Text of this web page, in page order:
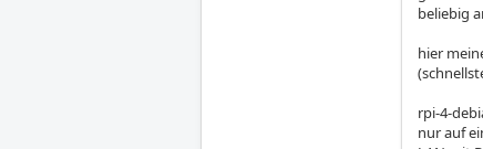
beliebig
hier
rpi-4-
nur auf